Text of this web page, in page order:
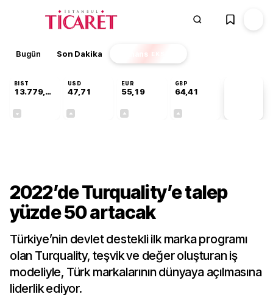
Bugün Son Dakika Finans EKSTRA
BIST
13.779,39
USD
47,71
EUR
55,19
GBP
64,41
2022’de Turquality’e talep
yüzde 50 artacak
Türkiye’nin devlet destekli ilk marka programı
olan Turquality, teşvik ve değer oluşturan iş
modeliyle, Türk markalarının dünyaya açılmasına
liderlik ediyor.